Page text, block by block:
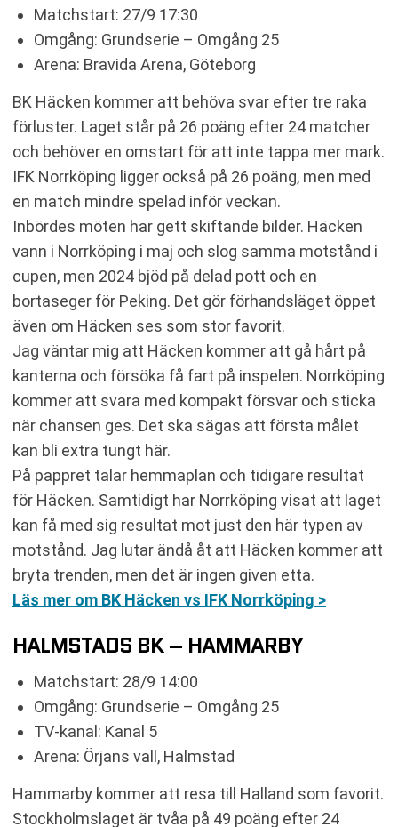
Matchstart: 27/9 17:30
Omgång: Grundserie – Omgång 25
Arena: Bravida Arena, Göteborg
BK Häcken kommer att behöva svar efter tre raka
förluster. Laget står på 26 poäng efter 24 matcher
och behöver en omstart för att inte tappa mer mark.
IFK Norrköping ligger också på 26 poäng, men med
en match mindre spelad inför veckan.
Inbördes möten har gett skiftande bilder. Häcken
vann i Norrköping i maj och slog samma motstånd i
cupen, men 2024 bjöd på delad pott och en
bortaseger för Peking. Det gör förhandsläget öppet
även om Häcken ses som stor favorit.
Jag väntar mig att Häcken kommer att gå hårt på
kanterna och försöka få fart på inspelen. Norrköping
kommer att svara med kompakt försvar och sticka
när chansen ges. Det ska sägas att första målet
kan bli extra tungt här.
På pappret talar hemmaplan och tidigare resultat
för Häcken. Samtidigt har Norrköping visat att laget
kan få med sig resultat mot just den här typen av
motstånd. Jag lutar ändå åt att Häcken kommer att
bryta trenden, men det är ingen given etta.
Läs mer om BK Häcken vs IFK Norrköping >
HALMSTADS BK – HAMMARBY
Matchstart: 28/9 14:00
Omgång: Grundserie – Omgång 25
TV-kanal: Kanal 5
Arena: Örjans vall, Halmstad
Hammarby kommer att resa till Halland som favorit.
Stockholmslaget är tvåa på 49 poäng efter 24